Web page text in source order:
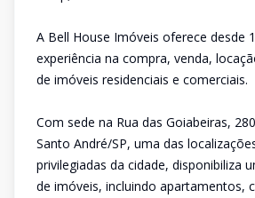
A Bell House Imóveis oferece desde
experiência na compra, venda,
de imóveis residenciais e comerciais.
Com sede na Rua das Goiabeiras,
Santo André/SP, uma das
privilegiadas da cidade, disponibiliza
de imóveis, incluindo apartamentos,